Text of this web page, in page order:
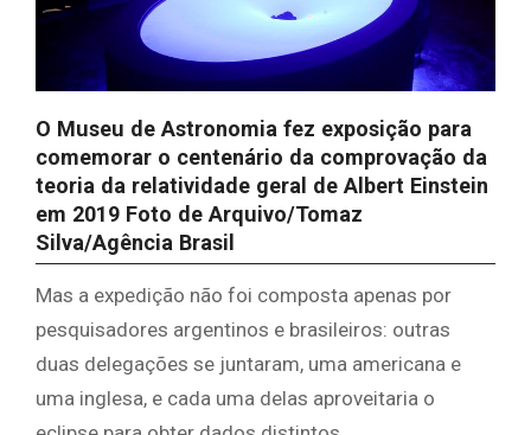
O Museu de Astronomia fez exposição para
comemorar o centenário da comprovação da
teoria da relatividade geral de Albert Einstein
em 2019 Foto de Arquivo/Tomaz
Silva/Agência Brasil
Mas a expedição não foi composta apenas por
pesquisadores argentinos e brasileiros: outras
duas delegações se juntaram, uma americana e
uma inglesa, e cada uma delas aproveitaria o